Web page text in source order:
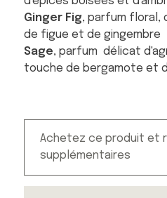
Ginger Fig, parfum floral,
de figue et de gingembre
Sage, parfum délicat
touche de bergamote et
Achetez ce produit et
supplémentaires